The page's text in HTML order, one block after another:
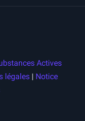
Actives
légales | Notice